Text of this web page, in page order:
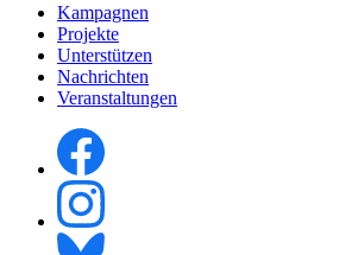
Kampagnen
Projekte
Unterstützen
Nachrichten
Veranstaltungen